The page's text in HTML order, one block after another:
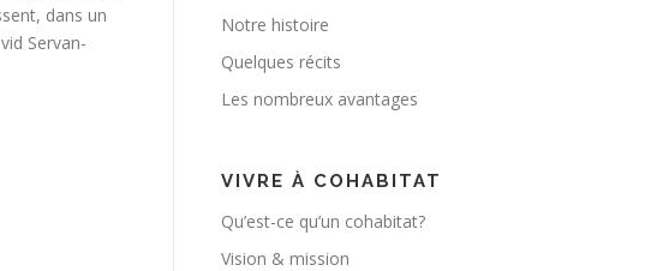
dans un
Servan-
Notre histoire
Quelques récits
Les nombreux avantages
VIVRE À COHABITAT
Qu’est-ce qu’un cohabitat?
Vision & mission